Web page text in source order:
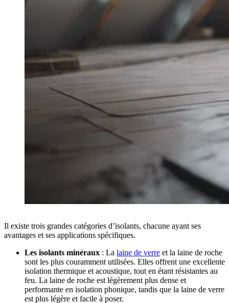
Il existe trois grandes catégories d’isolants, chacune ayant ses
avantages et ses applications spécifiques.
Les isolants minéraux : La laine de verre et la laine de roche
sont les plus couramment utilisées. Elles offrent une excellente
isolation thermique et acoustique, tout en étant résistantes au
feu. La laine de roche est légèrement plus dense et
performante en isolation phonique, tandis que la laine de verre
est plus légère et facile à poser.